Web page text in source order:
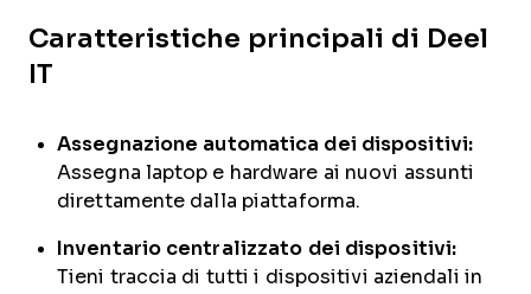
Caratteristiche principali di Deel
IT
Assegnazione automatica dei dispositivi:
Assegna laptop e hardware ai nuovi assunti
direttamente dalla piattaforma.
Inventario centralizzato dei dispositivi:
Tieni traccia di tutti i dispositivi aziendali in